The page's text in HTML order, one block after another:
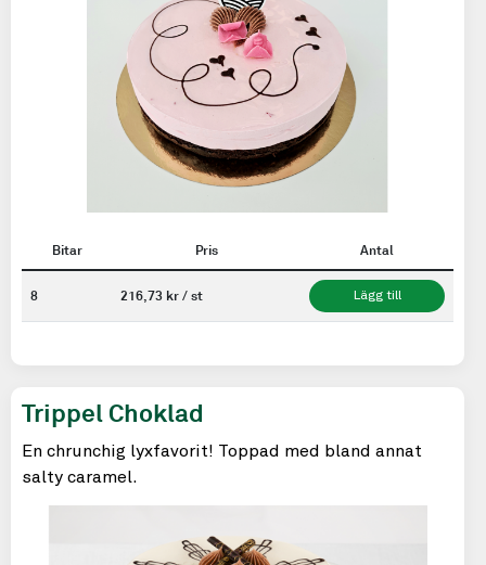
Bitar Pris Antal
8 216,73 kr / st Lägg till
Trippel Choklad
En chrunchig lyxfavorit! Toppad med bland annat
salty caramel.